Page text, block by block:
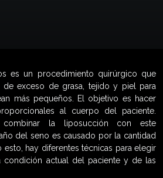
es un procedimiento quirúrgico que
de exceso de grasa, tejido y piel para
más pequeños. El objetivo es hacer
al cuerpo del paciente.
la liposucción con este
del seno es causado por la cantidad
esto, hay diferentes técnicas para elegir
actual del paciente y de las